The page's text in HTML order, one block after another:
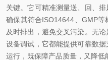
关键。它可精准测量送、回、
确保其符合ISO14644、GMP
及时排出，避免交叉污染。无
设备调试，它都能提供可靠数
运行，既保障产品质量，又降低